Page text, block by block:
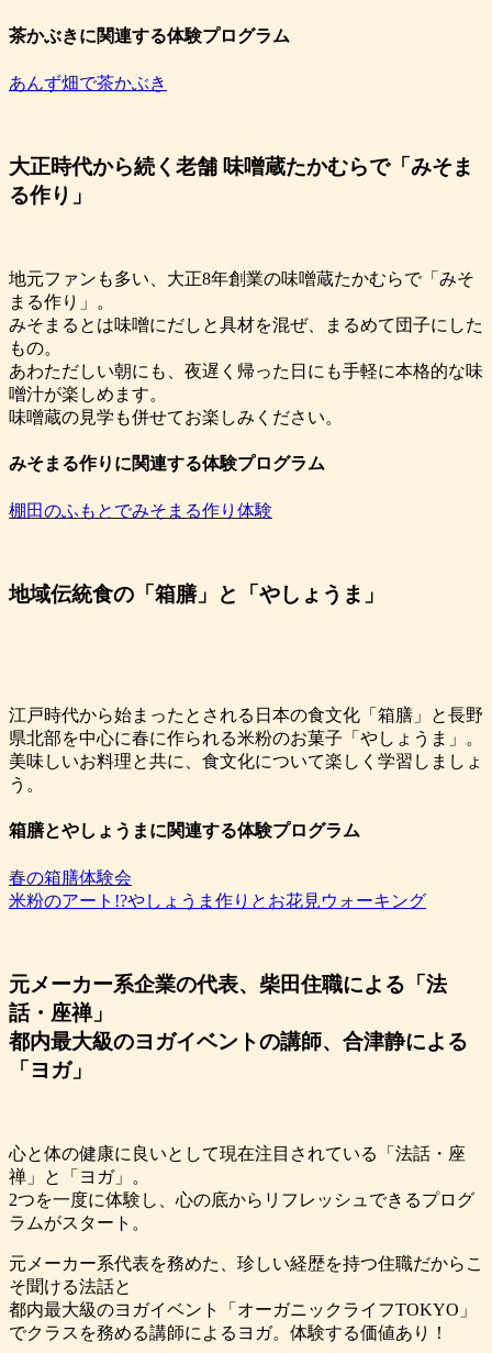
茶かぶきに関連する体験プログラム
あんず畑で茶かぶき
大正時代から続く老舗 味噌蔵たかむらで「みそま
る作り」
地元ファンも多い、大正8年創業の味噌蔵たかむらで「みそ
まる作り」。
みそまるとは味噌にだしと具材を混ぜ、まるめて団子にした
もの。
あわただしい朝にも、夜遅く帰った日にも手軽に本格的な味
噌汁が楽しめます。
味噌蔵の見学も併せてお楽しみください。
みそまる作りに関連する体験プログラム
棚田のふもとでみそまる作り体験
地域伝統食の「箱膳」と「やしょうま」
江戸時代から始まったとされる日本の食文化「箱膳」と長野
県北部を中心に春に作られる米粉のお菓子「やしょうま」。
美味しいお料理と共に、食文化について楽しく学習しましょ
う。
箱膳とやしょうまに関連する体験プログラム
春の箱膳体験会
米粉のアート!?やしょうま作りとお花見ウォーキング
元メーカー系企業の代表、柴田住職による「法
話・座禅」
都内最大級のヨガイベントの講師、合津静による
「ヨガ」
心と体の健康に良いとして現在注目されている「法話・座
禅」と「ヨガ」。
2つを一度に体験し、心の底からリフレッシュできるプログ
ラムがスタート。
元メーカー系代表を務めた、珍しい経歴を持つ住職だからこ
そ聞ける法話と
都内最大級のヨガイベント「オーガニックライフTOKYO」
でクラスを務める講師によるヨガ。体験する価値あり！